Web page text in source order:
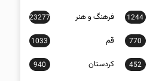
1244 فرهنگ و هنر 23277
770 قم 1033
452 کردستان 940